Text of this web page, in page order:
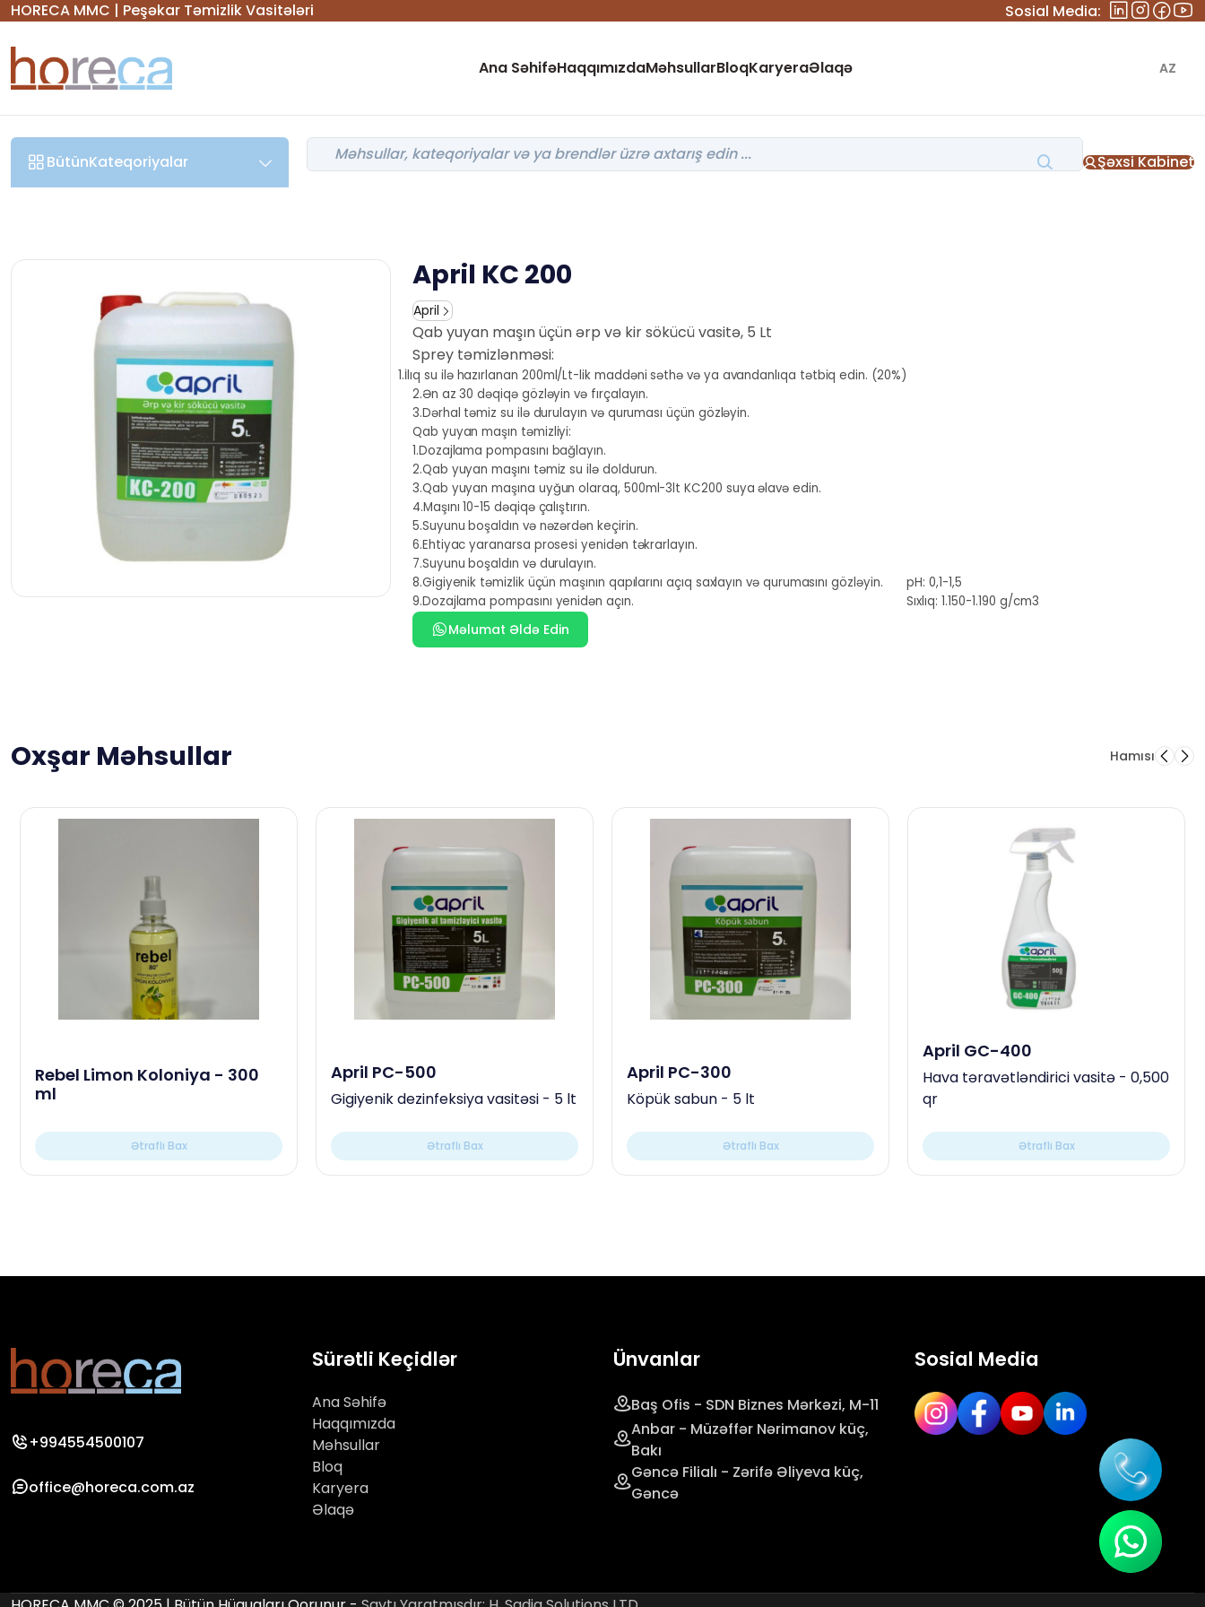
HORECA MMC | Peşəkar Təmizlik Vasitələri Sosial Media:
Ana SəhifəHaqqımızdaMəhsullarBloqKaryeraƏlaqə AZ
BütünKateqoriyalar Şəxsi Kabinet
April KC 200
April
Qab yuyan maşın üçün ərp və kir sökücü vasitə, 5 Lt
Sprey təmizlənməsi:
1.İlıq su ilə hazırlanan 200ml/Lt-lik maddəni səthə və ya avandanlıqa tətbiq edin. (20%)
2.Ən az 30 dəqiqə gözləyin və fırçalayın.
3.Dərhal təmiz su ilə durulayın və quruması üçün gözləyin.
Qab yuyan maşın təmizliyi:
1.Dozajlama pompasını bağlayın.
2.Qab yuyan maşını təmiz su ilə doldurun.
3.Qab yuyan maşına uyğun olaraq, 500ml-3lt KC200 suya əlavə edin.
4.Maşını 10-15 dəqiqə çalıştırın.
5.Suyunu boşaldın və nəzərdən keçirin.
6.Ehtiyac yaranarsa prosesi yenidən təkrarlayın.
7.Suyunu boşaldın və durulayın.
8.Gigiyenik təmizlik üçün maşının qapılarını açıq saxlayın və qurumasını gözləyin.
9.Dozajlama pompasını yenidən açın.
pH: 0,1-1,5
Sıxlıq: 1.150-1.190 g/cm3
Məlumat Əldə Edin
Oxşar Məhsullar Hamısı
Rebel Limon Koloniya - 300
ml
Ətraflı Bax
April PC-500
Gigiyenik dezinfeksiya vasitəsi - 5 lt
Ətraflı Bax
April PC-300
Köpük sabun - 5 lt
Ətraflı Bax
April GC-400
Hava təravətləndirici vasitə - 0,500
qr
Ətraflı Bax
+994554500107
office@horeca.com.az
Sürətli Keçidlər
Ana Səhifə
Haqqımızda
Məhsullar
Bloq
Karyera
Əlaqə
Ünvanlar
Baş Ofis - SDN Biznes Mərkəzi, M-11
Anbar - Müzəffər Nərimanov küç,
Bakı
Gəncə Filialı - Zərifə Əliyeva küç,
Gəncə
Sosial Media